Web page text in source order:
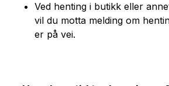
Ved henting i butikk eller
vil du motta melding om
er på vei.